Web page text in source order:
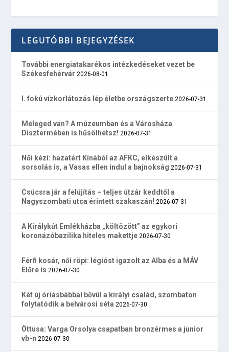
LEGUTÓBBI BEJEGYZÉSEK
További energiatakarékos intézkedéseket vezet be
Székesfehérvár 2026-08-01
I. fokú vízkorlátozás lép életbe országszerte 2026-07-31
Meleged van? A múzeumban és a Városháza
Dísztermében is hűsölhetsz! 2026-07-31
Női kézi: hazatért Kínából az AFKC, elkészült a
sorsolás is, a Vasas ellen indul a bajnokság 2026-07-31
Csúcsra jár a felújítás – teljes útzár keddtől a
Nagyszombati utca érintett szakaszán! 2026-07-31
A Királykút Emlékházba „költözött” az egykori
koronázóbazilika hiteles makettje 2026-07-30
Férfi kosár, női röpi: légióst igazolt az Alba és a MÁV
Előre is 2026-07-30
Két új óriásbábbal bővül a királyi család, szombaton
folytatódik a belvárosi séta 2026-07-30
Öttusa: Varga Orsolya csapatban bronzérmes a junior
vb-n 2026-07-30